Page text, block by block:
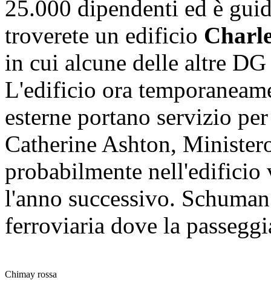
25.000 dipendenti ed è
troverete un edificio
in cui alcune delle altre
L'edificio ora
esterne portano servizio
Catherine Ashton,
probabilmente nell'edificio
l'anno successivo.
ferroviaria dove la
Chimay rossa